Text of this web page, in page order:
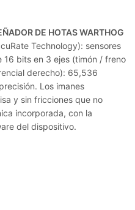
DE HOTAS WARTHOG
Technology): sensores
16 bits en 3 ejes (timón / freno
derecho): 65,536
Los imanes
y sin fricciones que no
incorporada, con la
del dispositivo.